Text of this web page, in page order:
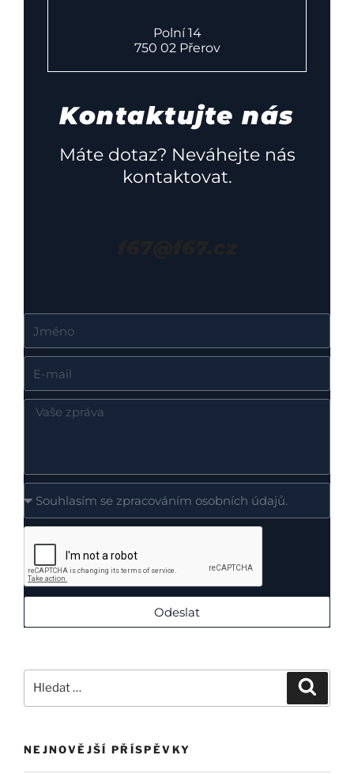
Polní 14
750 02 Přerov
Kontaktujte nás
Máte dotaz? Neváhejte nás
kontaktovat.
Odeslat
NEJNOVĚJŠÍ PŘÍSPĚVKY